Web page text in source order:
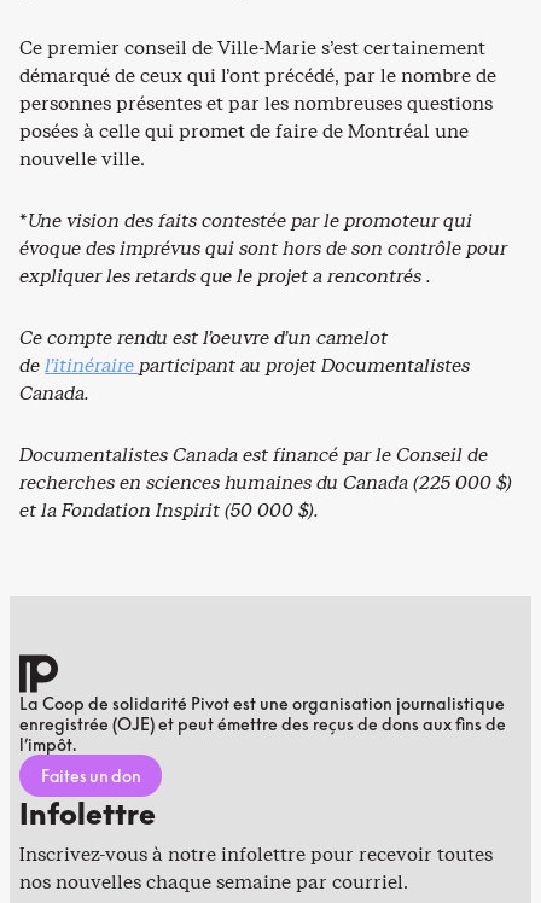
Ce premier conseil de Ville-Marie s’est certainement
démarqué de ceux qui l’ont précédé, par le nombre de
personnes présentes et par les nombreuses questions
posées à celle qui promet de faire de Montréal une
nouvelle ville.
*Une vision des faits contestée par le promoteur qui
évoque des imprévus qui sont hors de son contrôle pour
expliquer les retards que le projet a rencontrés .
Ce compte rendu est l’oeuvre d’un camelot
del’itinéraire participant au projet Documentalistes
Canada.
Documentalistes Canada est financé par le Conseil de
recherches en sciences humaines du Canada (225 000 $)
et la Fondation Inspirit (50 000 $).
La Coop de solidarité Pivot est une organisation journalistique
enregistrée (OJE) et peut émettre des reçus de dons aux fins de
l’impôt.
Faites un don
Infolettre
Inscrivez-vous à notre infolettre pour recevoir toutes
nos nouvelles chaque semaine par courriel.